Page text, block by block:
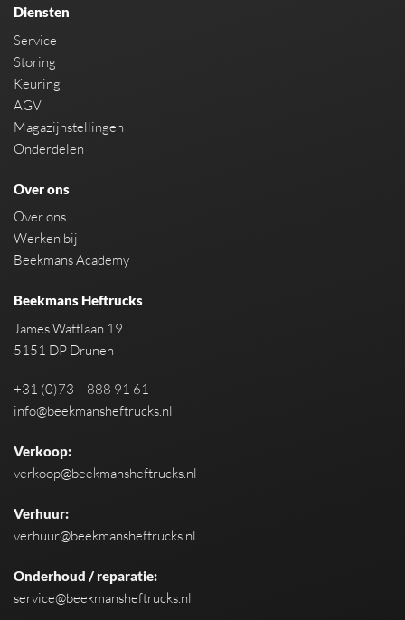
Diensten
Service
Storing
Keuring
AGV
Magazijnstellingen
Onderdelen
Over ons
Over ons
Werken bij
Beekmans Academy
Beekmans Heftrucks
James Wattlaan 19
5151 DP Drunen
+31 (0)73 – 888 91 61
info@beekmansheftrucks.nl
Verkoop:
verkoop@beekmansheftrucks.nl
Verhuur:
verhuur@beekmansheftrucks.nl
Onderhoud / reparatie:
service@beekmansheftrucks.nl